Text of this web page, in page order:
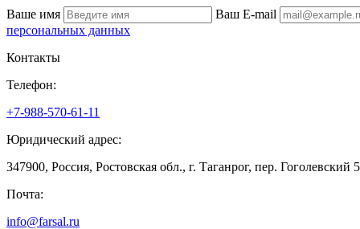
Ваше имя Ваш E-mail
персональных данных
Контакты
Телефон:
+7-988-570-61-11
Юридический адрес:
347900, Россия, Ростовская обл., г. Таганрог, пер. Гоголевский
Почта:
info@farsal.ru